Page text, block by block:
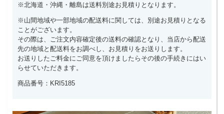
※北海道・沖縄・離島は送料別途お見積りとなります。
※山間地域や一部地域の配送料に関しては、別途お見積りとなる
ことがございます。
その際は、ご注文内容確定後の送料の確認となり、当店から配送
先の地域と配送料をお調べし、お見積りをお送りします。
お送りしたご料金にご同意を頂けましたらその後の手続きにはい
らせていただきます。
商品番号：KRI5185